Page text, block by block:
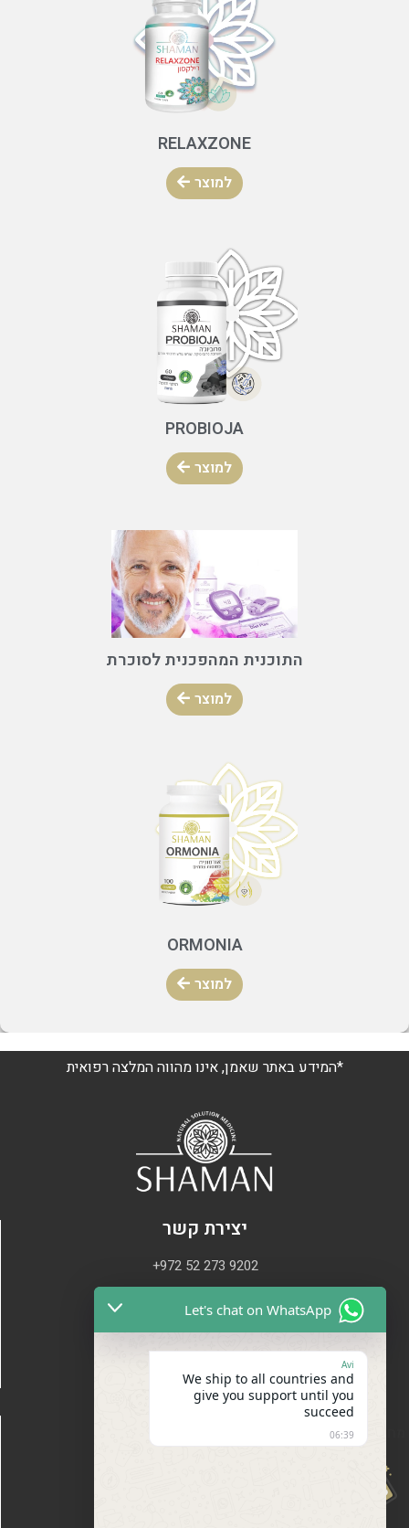
RELAXZONE
למוצר
PROBIOJA
למוצר
התוכנית המהפכנית לסוכרת
למוצר
ORMONIA
למוצר
מחכה לך הנחה
של 20%
*המידע באתר שאמן, אינו מהווה המלצה רפואית
יצירת קשר
+972 52 273 9202
Let's chat on WhatsApp
Avi
We ship to all countries and
give you support until you
succeed
06:39